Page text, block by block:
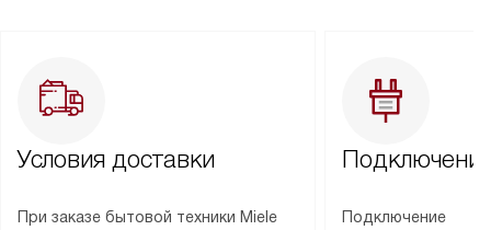
Условия доставки
При заказе бытовой техники Miele
Подключение